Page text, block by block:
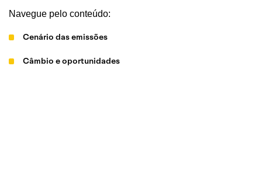
Navegue pelo conteúdo:
Cenário das emissões
Câmbio e oportunidades